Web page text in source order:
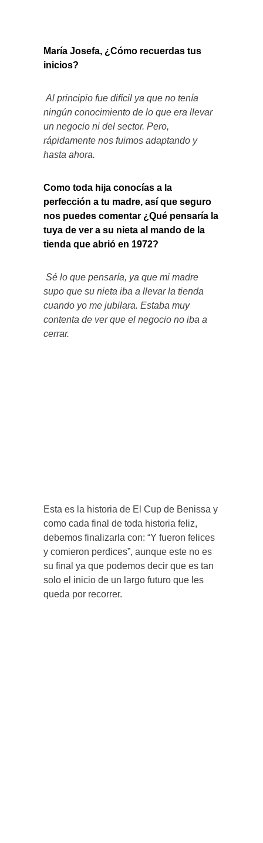
María Josefa, ¿Cómo recuerdas tus
inicios?
Al principio fue difícil ya que no tenía
ningún conocimiento de lo que era llevar
un negocio ni del sector. Pero,
rápidamente nos fuimos adaptando y
hasta ahora.
Como toda hija conocías a la
perfección a tu madre, así que seguro
nos puedes comentar ¿Qué pensaría la
tuya de ver a su nieta al mando de la
tienda que abrió en 1972?
Sé lo que pensaría, ya que mi madre
supo que su nieta iba a llevar la tienda
cuando yo me jubilara. Estaba muy
contenta de ver que el negocio no iba a
cerrar.
Esta es la historia de El Cup de Benissa y
como cada final de toda historia feliz,
debemos finalizarla con: “Y fueron felices
y comieron perdices”, aunque este no es
su final ya que podemos decir que es tan
solo el inicio de un largo futuro que les
queda por recorrer.